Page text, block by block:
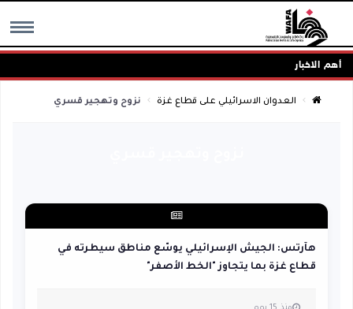
MENU أهم الاخبار
العدوان الاسرائيلي على قطاع غزة نزوح وتهجير قسري
هآرتس: الجيش الإسرائيلي يوسّع مناطق سيطرته في
قطاع غزة بما يتجاوز "الخط الأصفر"